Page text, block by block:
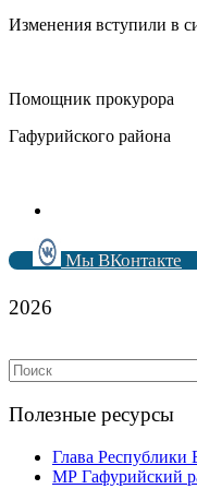
Изменения вступили в
Помощник прокурора
Мы ВКонтакте
2026
Полезные ресурсы
Глава Республики
МР Гафурийский